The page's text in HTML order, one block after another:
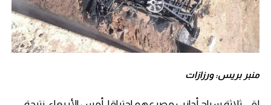
منبر بريس: ورزازات